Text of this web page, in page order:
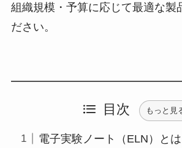
組織規模・予算に応じて最適な製
ださい。
目次 もっと見
電子実験ノート（ELN）とは